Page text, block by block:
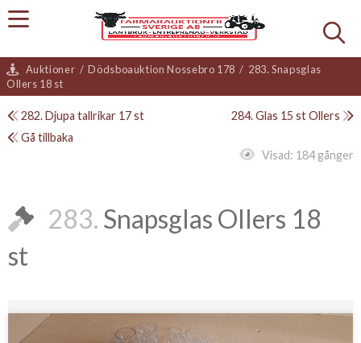
Auktioner / Dödsboauktion Nossebro 178 / 283. Snapsglas
Ollers 18 st
282. Djupa tallrikar 17 st
284. Glas 15 st Ollers
Gå tillbaka
Visad: 184 gånger
283. Snapsglas Ollers 18
st